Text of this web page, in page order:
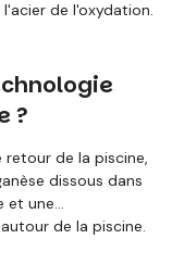
de l'oxydation.
?
retour de la piscine,
dissous dans
et une
de la piscine.